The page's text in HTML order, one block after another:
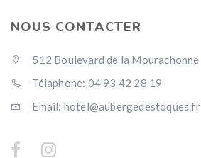
NOUS CONTACTER
512 Boulevard de la Mourachonne
Télaphone: 04 93 42 28 19
Email: hotel@aubergedestoques.fr